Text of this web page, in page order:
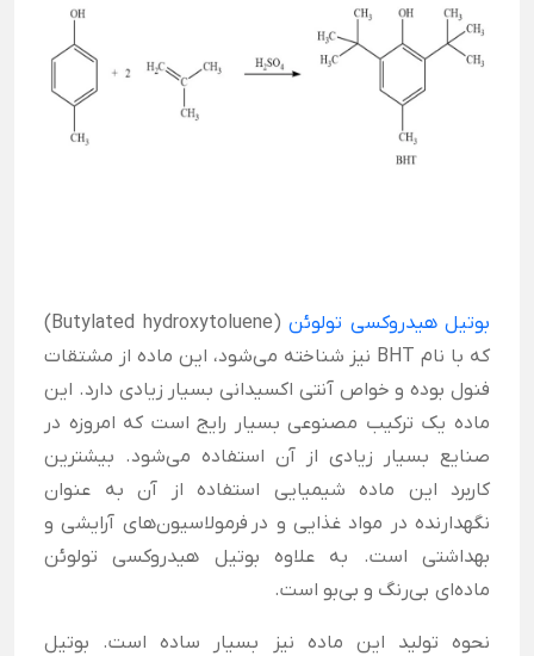
بوتیل هیدروکسی تولوئن
(Butylated hydroxytoluene)
که با نام BHT نیز شناخته می‌شود، این ماده از مشتقات
فنول بوده و خواص آنتی اکسیدانی بسیار زیادی دارد. این
ماده یک ترکیب مصنوعی بسیار رایج است که امروزه در
صنایع بسیار زیادی از آن استفاده می‌شود. بیشترین
کاربرد این ماده شیمیایی استفاده از آن به عنوان
نگهدارنده در مواد غذایی و در فرمولاسیون‌های آرایشی و
بهداشتی است. به علاوه بوتیل هیدروکسی تولوئن
ماده‌ای بی‌رنگ و بی‌بو است.
نحوه تولید این ماده نیز بسیار ساده است. بوتیل